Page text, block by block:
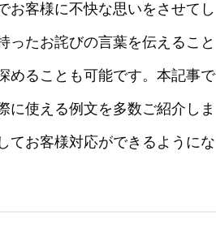
お客様に不快な思いをさせてし
ったお詫びの言葉を伝えること
めることも可能です。本記事で
に使える例文を多数ご紹介しま
てお客様対応ができるようにな